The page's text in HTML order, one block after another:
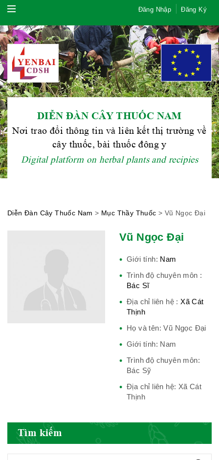
Đăng Nhập Đăng Ký
DIỄN ĐÀN CÂY THUỐC NAM
Nơi trao đổi thông tin và liên kết thị trường về
cây thuốc, bài thuốc đông y
Digital platform on herbal plants and recipies
Diễn Đàn Cây Thuốc Nam > Mục Thầy Thuốc > Vũ Ngọc Đại
Vũ Ngọc Đại
Giới tính: Nam
Trình độ chuyên môn :
Bác Sĩ
Địa chỉ liên hệ :Xã Cát
Thịnh
Họ và tên: Vũ Ngọc Đại
Giới tính: Nam
Trình độ chuyên môn:
Bác Sỹ
Địa chỉ liên hệ: Xã Cát
Thịnh
Tìm kiếm
Hội Đông Y TP. Hà Nội
Việt Nam
Hiệp hội bệnh viện tư nhân Việt
Cục quản lý y dược cổ truyền -
Hiệp hội doanh nghiệp dược Việt
Hội Đông Y Việt Nam